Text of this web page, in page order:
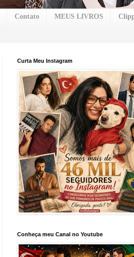
Contato MEUS LIVROS
Curta Meu Instagram
Conheça meu Canal no Youtube